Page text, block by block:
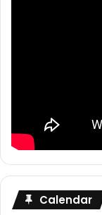
Calendar